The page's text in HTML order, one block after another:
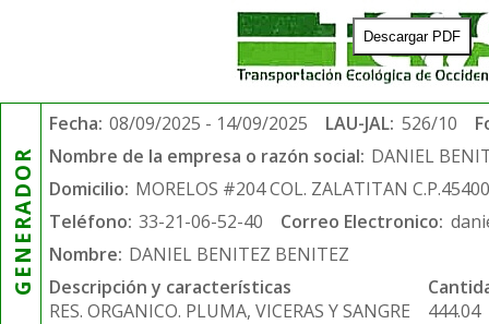
Descargar PDF
GENERADOR
Fecha: 08/09/2025 - 14/09/2025 LAU-JAL: 526/10
Nombre de la empresa o razón social: DANIEL
Domicilio: MORELOS #204 COL. ZALATITAN
Teléfono: 33-21-06-52-40 Correo Electronico:
Nombre: DANIEL BENITEZ BENITEZ
Descripción y características
RES. ORGANICO. PLUMA, VICERAS Y SANGRE
444.04